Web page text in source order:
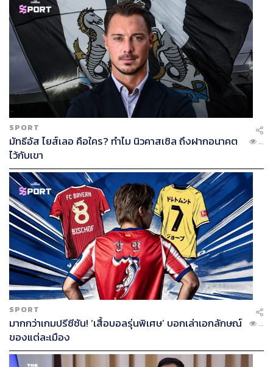
SPORT
มัทธีอัส ไยส์เลอ คือใคร? ทำไม นิวคาสเซิล ถึงฝากอนาคต
ไว้กับเขา
...
SPORT
มากกว่าเกมปรีซีซัน! ‘เสื้อบอลรุ่นพิเศษ’ บอกเล่าเอกลักษณ์
ของแต่ละเมือง
...